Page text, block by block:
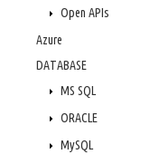
Open APIs
Azure
DATABASE
MS SQL
ORACLE
MySQL